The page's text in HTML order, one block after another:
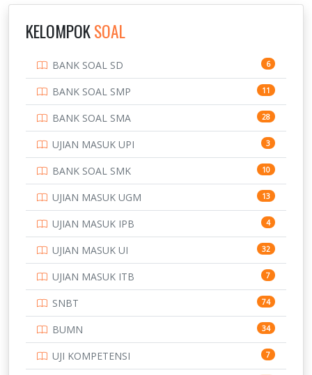
3
169
7
PTDI STTD 4
133
SMA 146
SMK 231
SMP 134
STIP 2
153
345
UNIVERSITAS AIRLANGGA 15
KELOMPOKSOAL
BANK SOAL SD 6
BANK SOAL SMP 11
BANK SOAL SMA 28
UJIAN MASUK UPI 3
BANK SOAL SMK 10
UJIAN MASUK UGM 13
UJIAN MASUK IPB 4
UJIAN MASUK UI 32
UJIAN MASUK ITB 7
SNBT 74
BUMN 34
UJI KOMPETENSI 7